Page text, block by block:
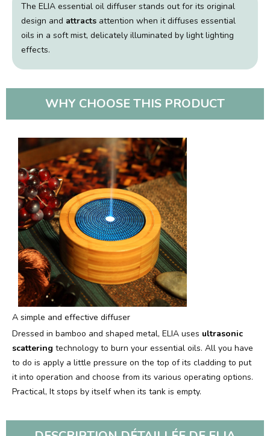
The ELIA essential oil diffuser stands out for its original
design and attracts attention when it diffuses essential
oils in a soft mist, delicately illuminated by light lighting
effects.
WHY CHOOSE THIS PRODUCT
A simple and effective diffuser
Dressed in bamboo and shaped metal, ELIA uses ultrasonic
scattering technology to burn your essential oils. All you have
to do is apply a little pressure on the top of its cladding to put
it into operation and choose from its various operating options.
Practical, It stops by itself when its tank is empty.